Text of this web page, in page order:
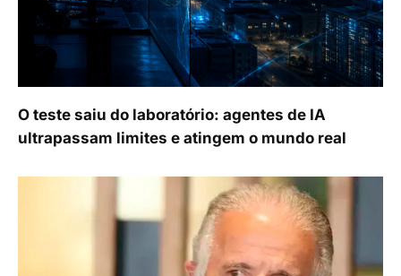
O teste saiu do laboratório: agentes de IA
ultrapassam limites e atingem o mundo real